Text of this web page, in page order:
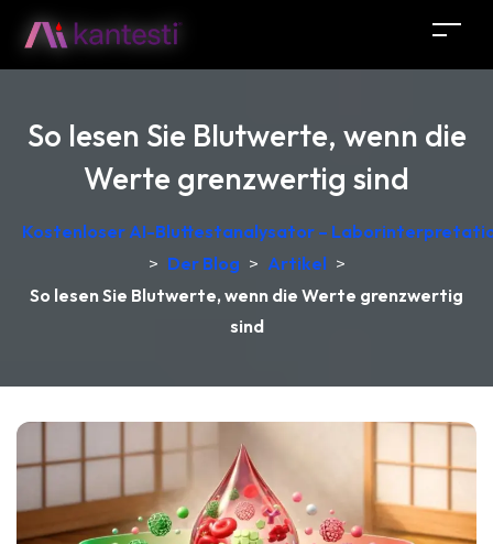
So lesen Sie Blutwerte, wenn die
Werte grenzwertig sind
Kostenloser AI-Bluttestanalysator –
> Der Blog > Artikel >
So lesen Sie Blutwerte, wenn die Werte grenzwertig
sind